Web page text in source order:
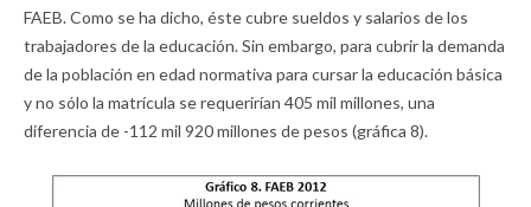
FAEB. Como se ha dicho, éste cubre sueldos y salarios de los
trabajadores de la educación. Sin embargo, para cubrir la demanda
de la población en edad normativa para cursar la educación básica
y no sólo la matrícula se requerirían 405 mil millones, una
diferencia de -112 mil 920 millones de pesos (gráfica 8).